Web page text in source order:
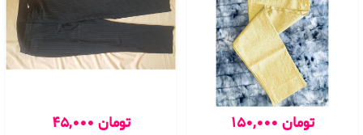
150,000 تومان 45,000 تومان